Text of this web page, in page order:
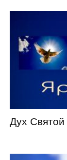
Дух Святой